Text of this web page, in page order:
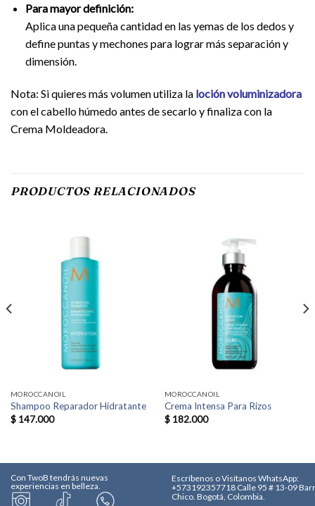
Para mayor definición:
Aplica una pequeña cantidad en las yemas de los dedos y
define puntas y mechones para lograr más separación y
dimensión.
Nota: Si quieres más volumen utiliza la loción voluminizadora
con el cabello húmedo antes de secarlo y finaliza con la
Crema Moldeadora.
PRODUCTOS RELACIONADOS
MOROCCANOIL
Shampoo Reparador Hidratante
$147.000
MOROCCANOIL
Crema Intensa Para Rizos
$182.000
Con TwoB tendrás nuevas
experiencias en belleza.
Escríbenos o Visítanos WhatsApp:
+573192357718 Calle 95 # 13-09
Chico. Bogotá, Colombia.